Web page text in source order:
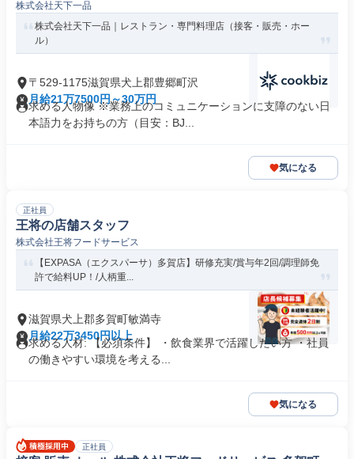
株式会社天下一品
株式会社天下一品｜レストラン・専門料理店（接客・販売・ホー
ル）
〒529-1175滋賀県犬上郡豊郷町沢
月給21万7500円～30万円
求める人物像 ※業務上のコミュニケーションに支障のない日
本語力をお持ちの方（目安：BJ...
気になる
正社員
王将の店舗スタッフ
株式会社王将フードサービス
【EXPASA（エクスパーサ）多賀店】研修充実/賞与年2回/調理師免
許で給料UP！/人柄重...
滋賀県犬上郡多賀町敏満寺
月給22万3450円以上
求める人材: 【必須条件】 ・飲食業界で活躍したい方 ・社員
の働きやすい環境を考える...
気になる
正社員